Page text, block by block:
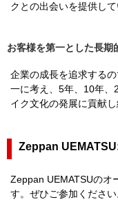
クとの出会いを提供して
お客様を第一とした長期
企業の成長を追求する
一に考え、5年、10年、
イク文化の発展に貢献し
Zeppan
Zeppan UEMATSUのオ
す。ぜひご参加ください